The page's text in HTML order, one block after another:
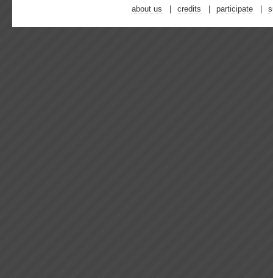
about us credits participate